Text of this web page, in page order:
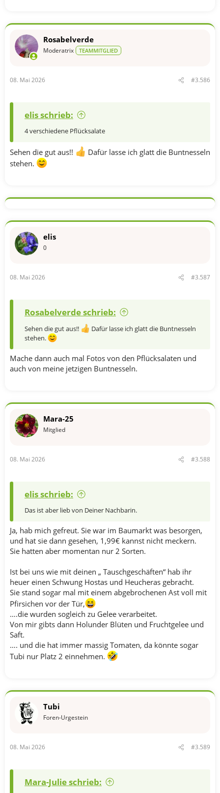
Rosabelverde
Moderatrix TEAMMITGLIED
08. Mai 2026 #3.586
elis schrieb:
4 verschiedene Pflücksalate
Sehen die gut aus!!
Dafür lasse ich glatt die Buntnesseln
stehen.
elis
0
08. Mai 2026 #3.587
Rosabelverde schrieb:
Sehen die gut aus!!
Dafür lasse ich glatt die Buntnesseln
stehen.
Mache dann auch mal Fotos von den Pflücksalaten und
auch von meine jetzigen Buntnesseln.
Mara-25
Mitglied
08. Mai 2026 #3.588
elis schrieb:
Das ist aber lieb von Deiner Nachbarin.
Ja, hab mich gefreut. Sie war im Baumarkt was besorgen,
und hat sie dann gesehen, 1,99€ kannst nicht meckern.
Sie hatten aber momentan nur 2 Sorten.
Ist bei uns wie mit deinen „ Tauschgeschäften“ hab ihr
heuer einen Schwung Hostas und Heucheras gebracht.
Sie stand sogar mal mit einem abgebrochenen Ast voll mit
Pfirsichen vor der Tür,
….die wurden sogleich zu Gelee verarbeitet.
Von mir gibts dann Holunder Blüten und Fruchtgelee und
Saft.
…. und die hat immer massig Tomaten, da könnte sogar
Tubi nur Platz 2 einnehmen.
Tubi
Foren-Urgestein
08. Mai 2026 #3.589
Mara-Julie schrieb: